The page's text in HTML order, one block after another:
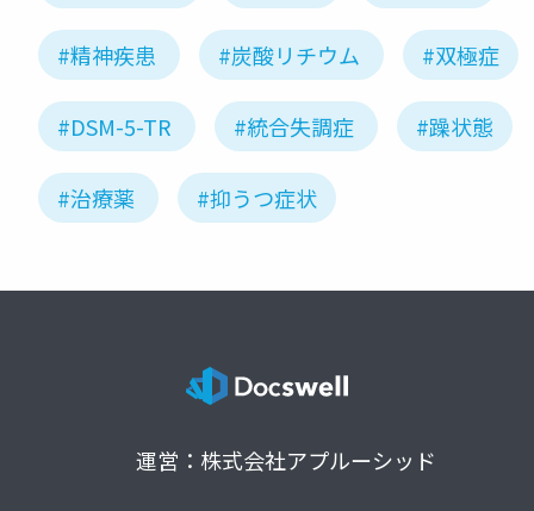
#精神疾患 #炭酸リチウム #双極症
#DSM-5-TR #統合失調症 #躁状態
#治療薬 #抑うつ症状
運営：株式会社アプルーシッド